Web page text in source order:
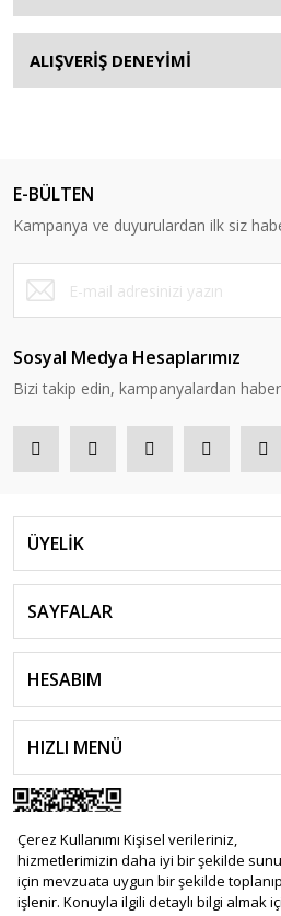
Çerez Kullanımı Kişisel verileriniz,
hizmetlerimizin daha iyi bir şekilde
için mevzuata uygun bir şekilde toplanıp
işlenir. Konuyla ilgili detaylı bilgi almak
ALIŞVERİŞ DENEYİMİ
E-BÜLTEN
Kampanya ve duyurulardan ilk siz
Sosyal Medya Hesaplarımız
Bizi takip edin, kampanyalardan
ÜYELİK
SAYFALAR
HESABIM
HIZLI MENÜ